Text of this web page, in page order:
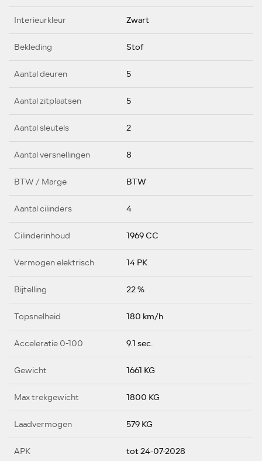
Interieurkleur Zwart
Bekleding Stof
Aantal deuren 5
Aantal zitplaatsen 5
Aantal sleutels 2
Aantal versnellingen 8
BTW / Marge BTW
Aantal cilinders 4
Cilinderinhoud 1969 CC
Vermogen elektrisch 14 PK
Bijtelling 22 %
Topsnelheid 180 km/h
Acceleratie 0-100 9.1 sec.
Gewicht 1661 KG
Max trekgewicht 1800 KG
Laadvermogen 579 KG
APK tot 24-07-2028